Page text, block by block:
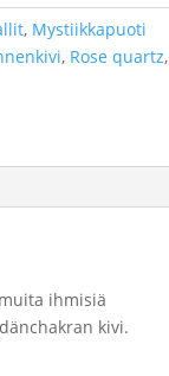
, Mystiikkapuoti
, Rose quartz,
ihmisiä
kivi.